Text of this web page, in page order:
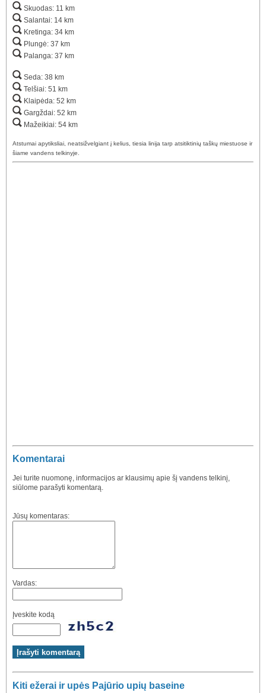
Skuodas: 11 km
Salantai: 14 km
Kretinga: 34 km
Plungė: 37 km
Palanga: 37 km
Seda: 38 km
Telšiai: 51 km
Klaipėda: 52 km
Gargždai: 52 km
Mažeikiai: 54 km
Atstumai apytiksliai, neatsižvelgiant į kelius, tiesia linija tarp atsitiktinių taškų miestuose ir
šiame vandens telkinyje.
Komentarai
Jei turite nuomonę, informacijos ar klausimų apie šį vandens telkinį,
siūlome parašyti komentarą.
Jūsų komentaras:
Vardas:
Įveskite kodą
Kiti ežerai ir upės Pajūrio upių baseine